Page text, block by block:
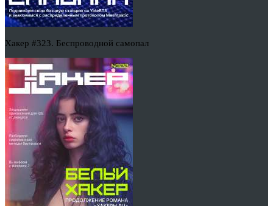
Хакер #323. Беспроводной самопал